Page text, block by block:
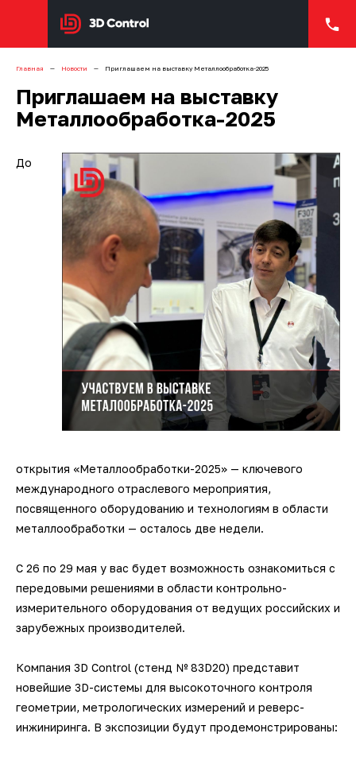
Главная Новости Приглашаем на выставку Металлообработка-2025
Приглашаем на выставку
Металлообработка-2025
До
открытия «Металлообработки-2025» — ключевого
международного отраслевого мероприятия,
посвященного оборудованию и технологиям в области
металлообработки — осталось две недели.
С 26 по 29 мая у вас будет возможность ознакомиться с
передовыми решениями в области контрольно-
измерительного оборудования от ведущих российских и
зарубежных производителей.
Компания 3D Control (стенд № 83D20) представит
новейшие 3D-системы для высокоточного контроля
геометрии, метрологических измерений и реверс-
инжиниринга. В экспозиции будут продемонстрированы: